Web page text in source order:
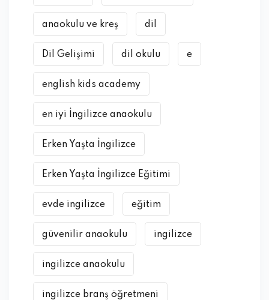
anaokulu ve kreş dil
Dil Gelişimi dil okulu e
english kids academy
en iyi İngilizce anaokulu
Erken Yaşta İngilizce
Erken Yaşta İngilizce Eğitimi
evde ingilizce eğitim
güvenilir anaokulu ingilizce
ingilizce anaokulu
ingilizce branş öğretmeni